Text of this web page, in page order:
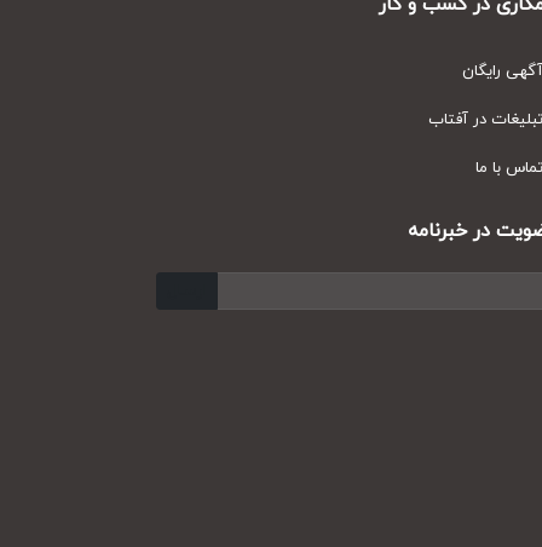
رایگان
در آفتاب
با ما
در خبرنامه